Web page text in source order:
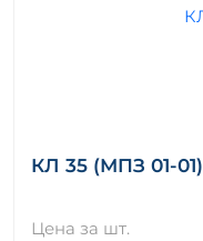
КЛ 35 (МПЗ 01-01)
Цена за шт.